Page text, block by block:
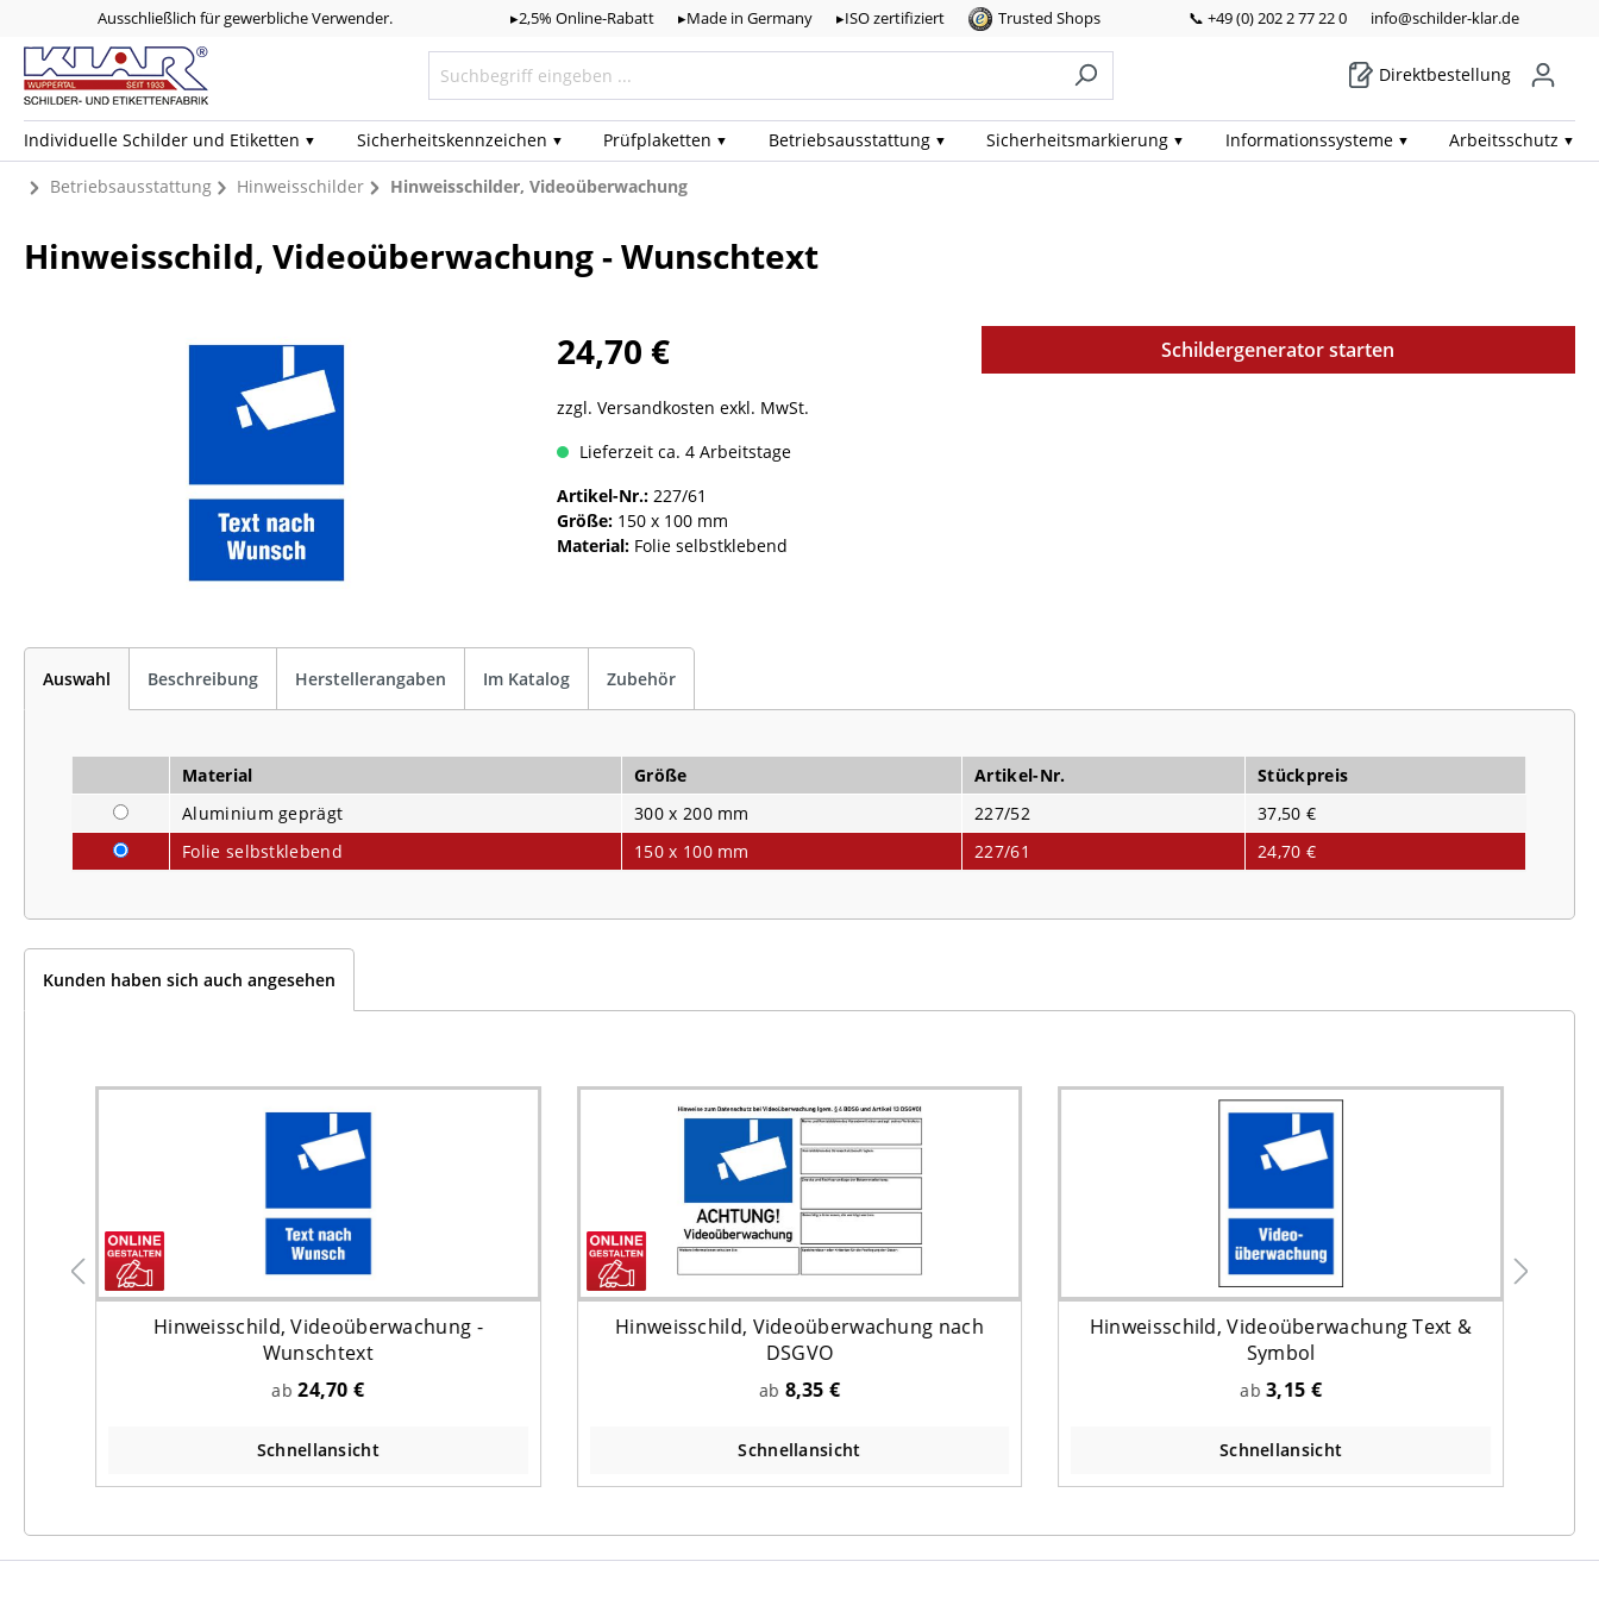
Ausschließlich für gewerbliche Verwender. ▸2,5% Online-Rabatt ▸Made in Germany ▸ISO zertifiziert Trusted Shops 📞 +49 (0) 202 2 77 22 0 info@schilder-klar.de
Direktbestellung
Individuelle Schilder und Etiketten Sicherheits­kennzeichen Prüf­plaketten Betriebs­ausstattung Sicherheits­markierung Informations­systeme Arbeits­schutz
Betriebsausstattung Hinweisschilder Hinweisschilder, Videoüberwachung
Hinweisschild, Videoüberwachung - Wunschtext
24,70 €
zzgl. Versandkosten exkl. MwSt.
Schildergenerator starten
Lieferzeit ca. 4 Arbeitstage
Artikel-Nr.: 227/61
Größe: 150 x 100 mm
Material: Folie selbstklebend
Auswahl Beschreibung Herstellerangaben Im Katalog Zubehör
Material Größe Artikel-Nr.
Stückpreis
Aluminium geprägt
300 x 200 mm 227/52
37,50 €
Folie selbstklebend
150 x 100 mm 227/61 24,70 €
Kunden haben sich auch angesehen
Hinweisschild, Videoüberwachung -
Wunschtext
ab24,70 €
Schnellansicht
Hinweisschild, Videoüberwachung nach
DSGVO
ab 8,35 €
Schnellansicht
Hinweisschild, Videoüberwachung Text &
Symbol
ab3,15 €
Schnellansicht